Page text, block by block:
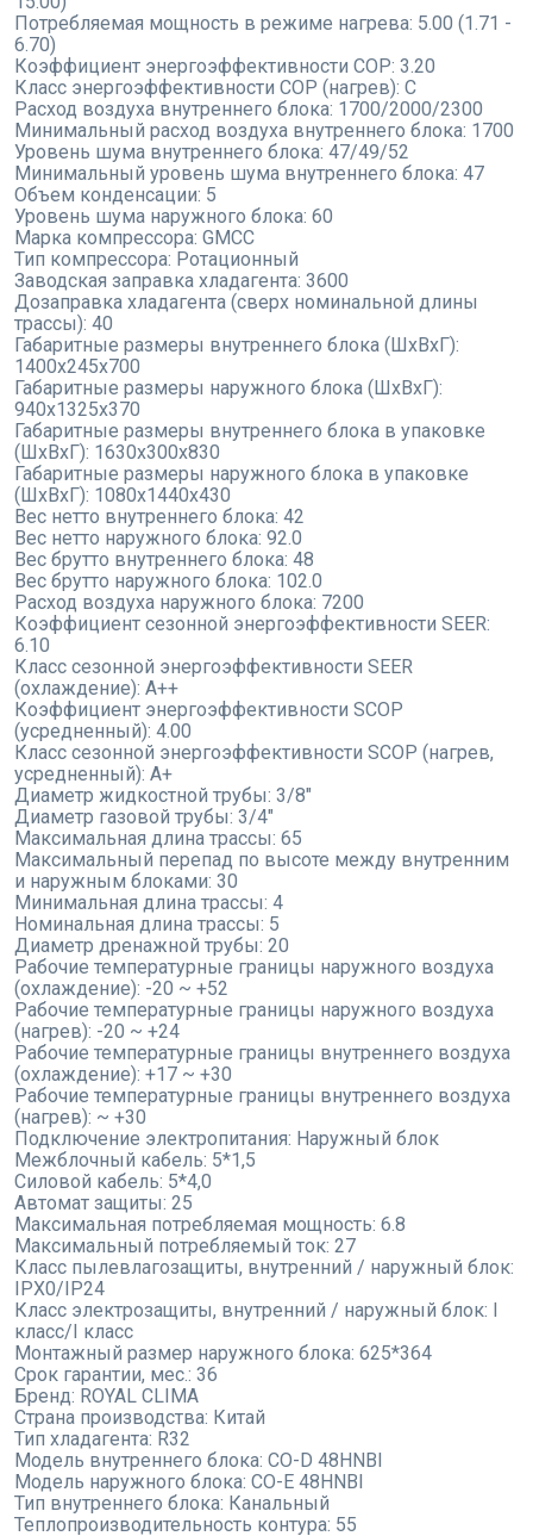
Потребляемая мощность в режиме нагрева: 5.00 (1.71 -
6.70)
Коэффициент энергоэффективности COP: 3.20
Класс энергоэффективности COP (нагрев): C
Расход воздуха внутреннего блока: 1700/2000/2300
Минимальный расход воздуха внутреннего блока: 1700
Уровень шума внутреннего блока: 47/49/52
Минимальный уровень шума внутреннего блока: 47
Объем конденсации: 5
Уровень шума наружного блока: 60
Марка компрессора: GMCC
Тип компрессора: Ротационный
Заводская заправка хладагента: 3600
Дозаправка хладагента (сверх номинальной длины
трассы): 40
Габаритные размеры внутреннего блока (ШxВxГ):
1400x245x700
Габаритные размеры наружного блока (ШxВxГ):
940x1325x370
Габаритные размеры внутреннего блока в упаковке
(ШxВxГ): 1630x300x830
Габаритные размеры наружного блока в упаковке
(ШxВxГ): 1080x1440x430
Вес нетто внутреннего блока: 42
Вес нетто наружного блока: 92.0
Вес брутто внутреннего блока: 48
Вес брутто наружного блока: 102.0
Расход воздуха наружного блока: 7200
Коэффициент сезонной энергоэффективности SEER:
6.10
Класс сезонной энергоэффективности SEER
(охлаждение): A++
Коэффициент энергоэффективности SCOP
(усредненный): 4.00
Класс сезонной энергоэффективности SCOP (нагрев,
усредненный): A+
Диаметр жидкостной трубы: 3/8"
Диаметр газовой трубы: 3/4"
Максимальная длина трассы: 65
Максимальный перепад по высоте между внутренним
и наружным блоками: 30
Минимальная длина трассы: 4
Номинальная длина трассы: 5
Диаметр дренажной трубы: 20
Рабочие температурные границы наружного воздуха
(охлаждение): -20 ~ +52
Рабочие температурные границы наружного воздуха
(нагрев): -20 ~ +24
Рабочие температурные границы внутреннего воздуха
(охлаждение): +17 ~ +30
Рабочие температурные границы внутреннего воздуха
(нагрев): ~ +30
Подключение электропитания: Наружный блок
Межблочный кабель: 5*1,5
Силовой кабель: 5*4,0
Автомат защиты: 25
Максимальная потребляемая мощность: 6.8
Максимальный потребляемый ток: 27
Класс пылевлагозащиты, внутренний / наружный блок:
IPX0/IP24
Класс электрозащиты, внутренний / наружный блок: I
класс/I класс
Монтажный размер наружного блока: 625*364
Срок гарантии, мес.: 36
Бренд: ROYAL CLIMA
Страна производства: Китай
Тип хладагента: R32
Модель внутреннего блока: CO-D 48HNBI
Модель наружного блока: CO-E 48HNBI
Тип внутреннего блока: Канальный
Теплопроизводительность контура: 55